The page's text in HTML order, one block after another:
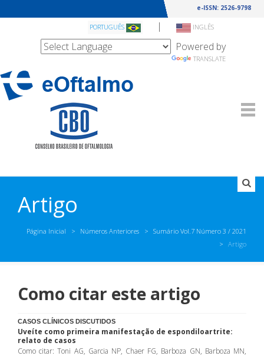
e-ISSN: 2526-9798
PORTUGUÊS | INGLÊS
Powered by
TRANSLATE
Artigo
Página Inicial Números Anteriores
Sumário Vol.7 Número 3 / 2021
Artigo
Como citar este artigo
CASOS CLÍNICOS DISCUTIDOS
Uveíte como primeira manifestação de espondiloartrite:
relato de casos
Como citar: Toni AG, Garcia NP, Chaer FG, Barboza GN, Barboza MN,